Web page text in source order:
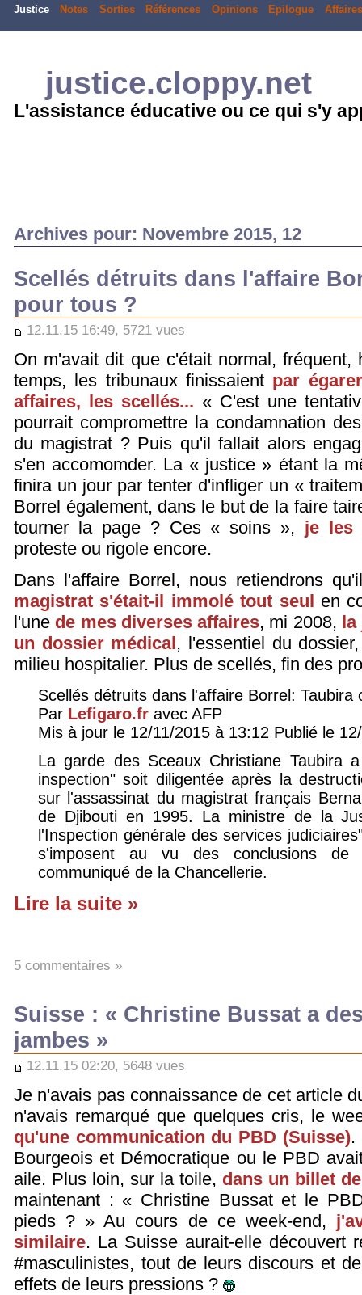
Justice Notes Sorties Références Opinions Epilogue Affaires
justice.cloppy.net
L'assistance éducative ou ce qui s'y
Archives pour: Novembre 2015, 12
Scellés détruits dans l'affaire
pour tous ?
12.11.15 16:49, 5721 vues
On m'avait dit que c'était normal,
temps, les tribunaux finissaient par
affaires, les scellés... « C'est une
pourrait compromettre la condamnation
du magistrat ? Puis qu'il fallait alors
s'en accomomder. La « justice » étant la
finira un jour par tenter d'infliger un «
Borrel également, dans le but de la faire
tourner la page ? Ces « soins », je les
proteste ou rigole encore.
Dans l'affaire Borrel, nous retiendrons
magistrat s'était-il immolé tout seul en
l'une de mes diverses affaires, mi 2008, la
un dossier médical, l'essentiel du
milieu hospitalier. Plus de scellés, fin des
Scellés détruits dans l'affaire Borrel: Taubira
Par Lefigaro.fr avec AFP
Mis à jour le 12/11/2015 à 13:12 Publié le
La garde des Sceaux Christiane Taubira
inspection" soit diligentée après la
sur l'assassinat du magistrat français
de Djibouti en 1995. La ministre de la
l'Inspection générale des services
s'imposent au vu des conclusions de
communiqué de la Chancellerie.
Lire la suite »
5 commentaires »
Suisse : « Christine Bussat a
jambes »
12.11.15 02:20, 5648 vues
Je n'avais pas connaissance de cet article
n'avais remarqué que quelques cris, le
qu'une communication du PBD (Suisse).
Bourgeois et Démocratique ou le PBD
aile. Plus loin, sur la toile, dans un billet
maintenant : « Christine Bussat et le
pieds ? » Au cours de ce week-end,
similaire. La Suisse aurait-elle découvert
#masculinistes, tout de leurs discours et
effets de leurs pressions ?